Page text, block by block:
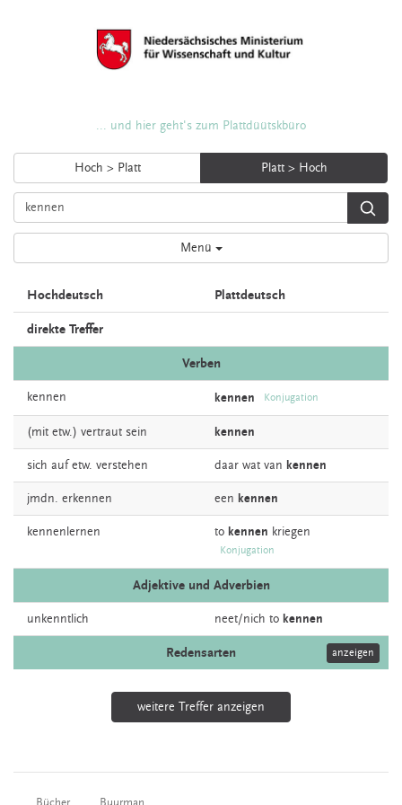
... und hier geht's zum Plattdüütskbüro
Hoch > Platt Platt > Hoch
Menü
Hochdeutsch Plattdeutsch
direkte Treffer
Verben
kennen kennen Konjugation
(mit etw.) vertraut sein kennen
sich auf etw. verstehen daar wat van kennen
jmdn. erkennen een kennen
kennenlernen to kennen kriegen
Konjugation
Adjektive und Adverbien
unkenntlich neet/nich to kennen
Redensarten anzeigen
weitere Treffer anzeigen
Bücher Buurman